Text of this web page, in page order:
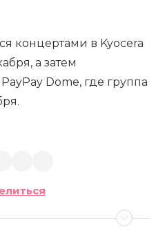
концертами в Kyocera
а затем
Dome, где группа